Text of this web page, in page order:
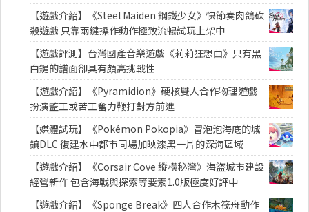
【遊戲介紹】《Steel Maiden 鋼鐵少女》快節奏肉鴿砍
殺遊戲 只靠兩鍵操作動作極致流暢試玩上架中
【遊戲評測】台灣國產音樂遊戲《莉莉狂想曲》只有黑
白鍵的譜面卻具有頗高挑戰性
【遊戲介紹】《Pyramidion》硬核雙人合作物理遊戲
扮演監工或苦工奮力鞭打對方前進
【媒體試玩】《Pokémon Pokopia》冒泡泡海底的城
鎮DLC 復建水中都市同場加映漆黑一片的深海區域
【遊戲介紹】《Corsair Cove 縱橫秘灣》海盜城市建設
經營新作 包含海戰與探索等要素1.0版極度好評中
【遊戲介紹】《Sponge Break》四人合作木筏舟動作